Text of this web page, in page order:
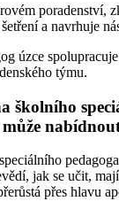
poradenství,
a navrhuje
úzce
týmu.
školního
jak se učit,
přes hlavu